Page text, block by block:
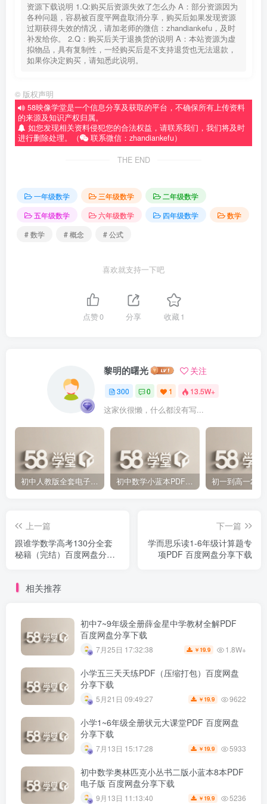
资源下载说明 1.Q:购买后资源失效了怎么办 A：部分资源因为
各种问题，容易被百度平网盘取消分享，购买后如果发现资源
过期获得失效的情况，请加老师的微信：zhandiankefu，及时
补发给你。 2.Q：购买后关于退换货的说明 A：本站资源为虚
拟物品，具有复制性，一经购买后是不支持退货也无法退款，
如果你决定购买，请知悉此说明。
© 版权声明
58映像学堂是一个信息分享及获取的平台，不确保所有上传资料
的来源及知识产权归属。
如您发现相关资料侵犯您的合法权益，请联系我们，我们将及时
进行删除处理。（
联系微信：zhandiankefu）
THE END
一年级数学 三年级数学
二年级数学
五年级数学
六年级数学 四年级数学
数学
# 数学
# 概念 # 公式
喜欢就支持一下吧
点赞0 分享 收藏1
黎明的曙光 关注
300 0 1 13.5W+
这家伙很懒，什么都没有写...
初中人教版全套电子课本 百度网盘分享下载 初中数学小蓝本PDF电子版（压缩打包）百度网盘分享下载
上一篇
跟谁学数学高考130分全套
秘籍（完结）百度网盘分享
下一篇
学而思乐读1-6年级计算题专
项PDF 百度网盘分享下载
相关推荐
初中7~9年级全册薛金星中学教材全解PDF
百度网盘分享下载
7月25日 17:32:38 ￥ 19.9 1.8W+
小学五三天天练PDF（压缩打包）百度网盘
分享下载
5月21日 09:49:27 ￥ 19.9 9622
小学1~6年级全册状元大课堂PDF 百度网盘
分享下载
7月13日 15:17:28 ￥ 19.9 5933
初中数学奥林匹克小丛书二版小蓝本8本PDF
电子版 百度网盘分享下载
9月13日 11:13:40 ￥ 19.9 5236